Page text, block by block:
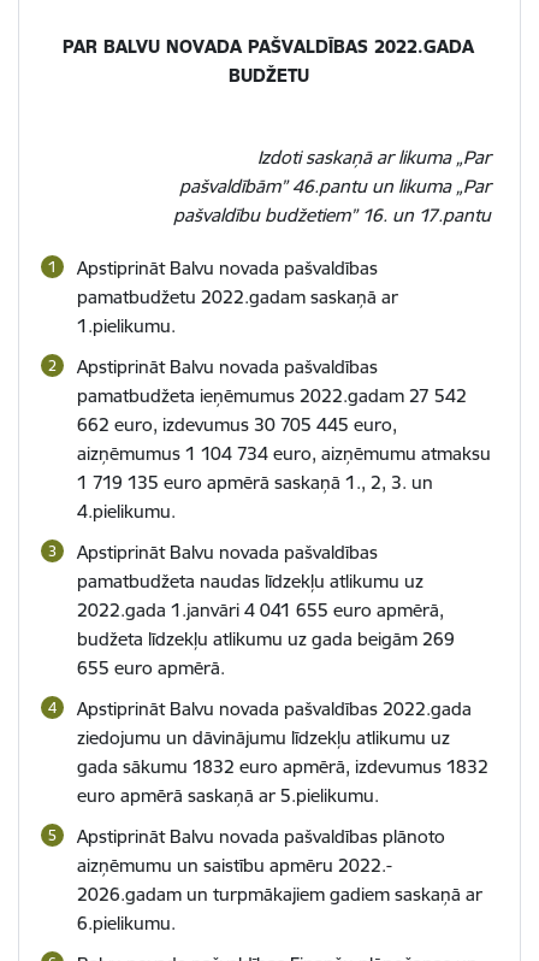
PAR BALVU NOVADA PAŠVALDĪBAS 2022.GADA
BUDŽETU
Izdoti saskaņā ar likuma „Par
pašvaldībām” 46.pantu un likuma „Par
pašvaldību budžetiem” 16. un 17.pantu
Apstiprināt Balvu novada pašvaldības
pamatbudžetu 2022.gadam saskaņā ar
1.pielikumu.
Apstiprināt Balvu novada pašvaldības
pamatbudžeta ieņēmumus 2022.gadam 27 542
662 euro, izdevumus 30 705 445 euro,
aizņēmumus 1 104 734 euro, aizņēmumu atmaksu
1 719 135 euro apmērā saskaņā 1., 2, 3. un
4.pielikumu.
Apstiprināt Balvu novada pašvaldības
pamatbudžeta naudas līdzekļu atlikumu uz
2022.gada 1.janvāri 4 041 655 euro apmērā,
budžeta līdzekļu atlikumu uz gada beigām 269
655 euro apmērā.
Apstiprināt Balvu novada pašvaldības 2022.gada
ziedojumu un dāvinājumu līdzekļu atlikumu uz
gada sākumu 1832 euro apmērā, izdevumus 1832
euro apmērā saskaņā ar 5.pielikumu.
Apstiprināt Balvu novada pašvaldības plānoto
aizņēmumu un saistību apmēru 2022.-
2026.gadam un turpmākajiem gadiem saskaņā ar
6.pielikumu.